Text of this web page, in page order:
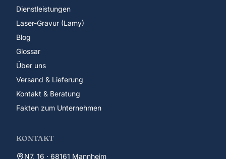
Dienstleistungen
Laser-Gravur (Lamy)
Blog
Glossar
Über uns
Versand & Lieferung
Kontakt & Beratung
Fakten zum Unternehmen
KONTAKT
N7, 16 · 68161 Mannheim